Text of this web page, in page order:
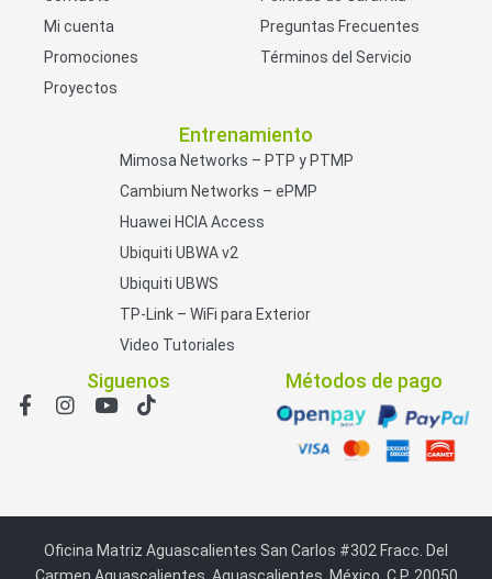
Mi cuenta
Promociones
Proyectos
Preguntas Frecuentes
Términos del Servicio
Entrenamiento
Mimosa Networks – PTP y PTMP
Cambium Networks – ePMP
Huawei HCIA Access
Ubiquiti UBWA v2
Ubiquiti UBWS
TP-Link – WiFi para Exterior
Video Tutoriales
Siguenos Métodos de pago
Oficina Matriz Aguascalientes San Carlos #302 Fracc. Del
Carmen Aguascalientes, Aguascalientes, México. C.P. 20050